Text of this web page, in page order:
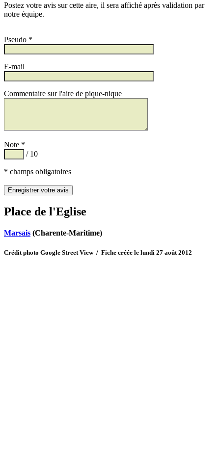
Postez votre avis sur cette aire, il sera affiché après validation par
notre équipe.
Pseudo *
E-mail
Commentaire sur l'aire de pique-nique
Note *
/ 10
* champs obligatoires
Place de l'Eglise
Marsais (Charente-Maritime)
Crédit photo Google Street View / Fiche créée le lundi 27 août 2012